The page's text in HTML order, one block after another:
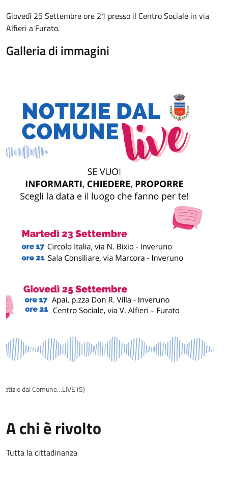
Giovedì 25 Settembre ore 21 presso il Centro Sociale in via
Alfieri a Furato.
Galleria di immagini
Notizie dal Comune…LIVE (5)
A chi è rivolto
Tutta la cittadinanza